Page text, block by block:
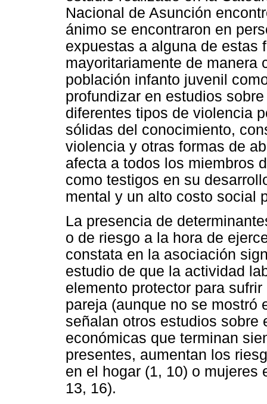
Nacional de Asunción
ánimo se encontraron en
expuestas a alguna de estas
mayoritariamente de manera
población infanto juvenil
profundizar en estudios
diferentes tipos de violencia
sólidas del conocimiento,
violencia y otras formas de
afecta a todos los miembros
como testigos en su
mental y un alto costo social
La presencia de
o de riesgo a la hora de
constata en la asociación
estudio de que la actividad
elemento protector para
pareja (aunque no se mostró
señalan otros estudios sobre
económicas que terminan
presentes, aumentan los
en el hogar (1, 10) o mujeres
13, 16).